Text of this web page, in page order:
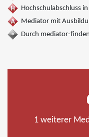
Hochschulabschluss
Mediator mit
Durch mediator-
1 weiterer